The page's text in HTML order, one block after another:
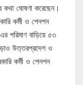
কথা ঘোষণা করেছেন।
কর্মী ও পেনশন
পরিমাণ বাড়িয়ে ৫৩
উত্তরপ্রদেশ ও
কর্মী ও পেনশন